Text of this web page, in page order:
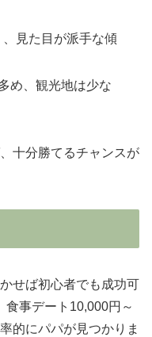
、見た目が派手な傾
め、観光地は少な
十分勝てるチャンスが
せば初心者でも成功可
事デート10,000円～
的にパパが見つかりま